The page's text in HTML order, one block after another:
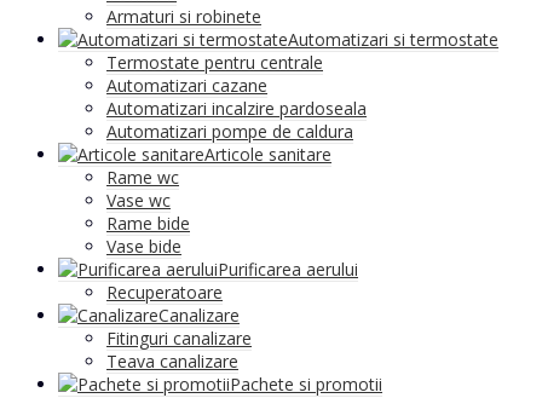
Armaturi si robinete
Automatizari si termostate
Termostate pentru centrale
Automatizari cazane
Automatizari incalzire pardoseala
Automatizari pompe de caldura
Articole sanitare
Rame wc
Vase wc
Rame bide
Vase bide
Purificarea aerului
Recuperatoare
Canalizare
Fitinguri canalizare
Teava canalizare
Pachete si promotii